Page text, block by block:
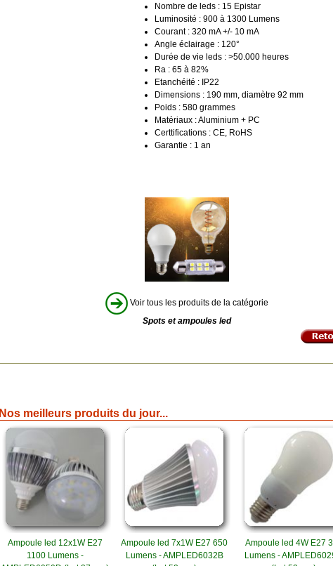
Nombre de leds : 15 Epistar
Luminosité : 900 à 1300 Lumens
Courant : 320 mA +/- 10 mA
Angle éclairage : 120°
Durée de vie leds : >50.000 heures
Ra : 65 à 82%
Etanchéité : IP22
Dimensions : 190 mm, diamètre 92 mm
Poids : 580 grammes
Matériaux : Aluminium + PC
Certtifications : CE, RoHS
Garantie : 1 an
Voir tous les produits de la catégorie
Spots et ampoules led
Nos meilleurs produits du jour...
Ampoule led 12x1W E27
1100 Lumens -
Ampoule led 7x1W E27 650
Lumens - AMPLED6032B
Ampoule led 4W E27
Lumens -